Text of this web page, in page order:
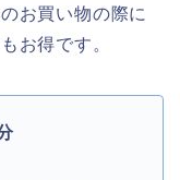
お買い物の際に
お得です。